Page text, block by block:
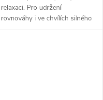
relaxaci. Pro udržení
rovnováhy i ve chvílích silného
fyzického i emocionálního